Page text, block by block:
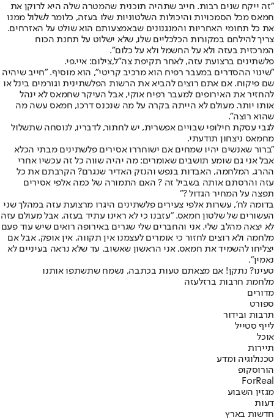
"זה ייקח שנים רבות. חייב שתהיה תוכנית שהמטרה שלה היא לרוקן את
חמאס מכל הסמכויות והיכולות השלטוניות שלו בעזה, כלומר לשלול ממנו
את כל תחומי האחריות והמנגנונים שבאמצעותם הוא שולט על האזרחים.
צריך להילחם במקורות הכלכליים שלו, שלא ישלוט על תחנת הכוח
המרכזית בעזה ולא על החשמל ולא על כלום".
פלשתינים ברצועת עזה, לאחר תקיפת צה"ל,צילום: איי.פי.
"שינוי ההסדרים במעבר רפיח הוא מרכיב קריטי", הוא מוסיף. "חייב שיהיה
שם פיקוח. אם אתם רוצים להביא את הרשות הפלשתינית וגורמים בינל או
להחזיר את האירופים למעבר רפיח אוקי, אבל העיקר שחמאס לא ינהל
אותו יותר. מעולם לא הייתה בקרה על מה שנכנס דרכו, חמאס עשה מה
שהוא רוצה".
לגבי עסקת חילופי שבויים אפשרית, יש לחתור, לדבריו, לנוסחה שתשלול
מחמאס ניצחון תודעתי.
"ברור שאנשים יהיו שמחים אם ישוחררו אסירים פלשתינים מבתי הכלא
אבל אני גם שומע תושבים שאומרים: מה יהיה שווה כל זה עכשיו אחרי
ההרג, המלחמה, האבדות בנפש והנזק האדיר שנגרם? הקרבתם את כל
עזה והרסתם אותה בשביל זה ? האם התמורה של כמה אלפי אסירים
תפצה על המחיר הגדול ?"
בדומה לח', עשרות אלפי צעירים פלשתינים היגרו מרצועת עזה במהלך שני
העשורים של שלטון חמאס. "עזבנו כי לא ראינו עתיד בעזה, אבל מעולם עזה
לא יצאה מהלב שלי. אני והחברים שלי שגרים באירופה רואים שיש עוד פעם
מלחמה ולא רוצים לחזור כי אומרים לעצמנו אין תקווה, אין אופק. אבל אם
יצליחו להשמיד את חמאס, אני הראשון שאשוב. עד שלא נראה בעיניים לא
נאמין".
טעינו? נתקן! אם מצאתם טעות בכתבה, נשמח שתשתפו אותנו
מלחמת חרבות ברזלעזה
מדורים
ספורט
תרבות ובידור
לייף סטייל
אוכל
תיירות
טכנולוגיה ומדע
הורוסקופ
ForReal
מגזין השבוע
דעות
חדשות בארץ